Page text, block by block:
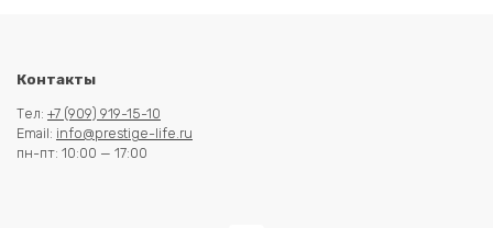
Контакты
Тел: +7 (909) 919-15-10
Email: info@prestige-life.ru
пн-пт: 10:00 — 17:00